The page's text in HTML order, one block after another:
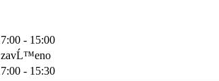
7:00 - 15:00
zavĹ™eno
7:00 - 15:30